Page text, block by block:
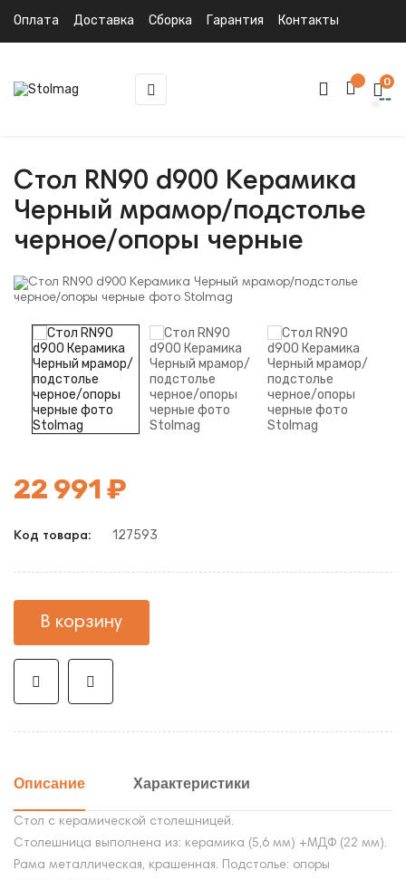
Оплата Доставка Сборка Гарантия Контакты
Toggle
navigation
☰ 0
Стол RN90 d900 Керамика
Черный мрамор/подстолье
черное/опоры черные
22 991 ₽
Код товара: 127593
В корзину
Описание Характеристики
Стол с керамической столешницей.
Столешница выполнена из: керамика (5,6 мм) +МДФ (22 мм).
Рама металлическая, крашенная. Подстолье: опоры